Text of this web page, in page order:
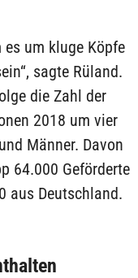
es um kluge Köpfe
sagte Rüland.
die Zahl der
2018 um vier
Männer. Davon
64.000 Geförderte
aus Deutschland.